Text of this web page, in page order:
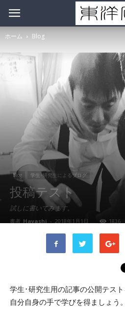
ホーム Blog
Blog 学生･研究生によるブログ
投稿テスト
試しに書いてみます。
書者 Hayashi - 2018年1月1日 1836
学生･研究生用の記事の公開テスト
自分自身の手で学びを得ましょう。